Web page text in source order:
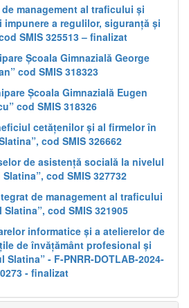
management al traficului și
a regulilor, siguranță și
SMIS 325513 – finalizat
Școala Gimnazială George
cod SMIS 318323
Școala Gimnazială Eugen
cod SMIS 318326
cetățenilor și al firmelor în
cod SMIS 326662
de asistență socială la nivelul
cod SMIS 327732
de management al traficului
cod SMIS 321905
informatice și a atelierelor de
de învățământ profesional și
- F-PNRR-DOTLAB-2024-
0273 - finalizat